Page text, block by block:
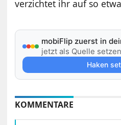
verzichtet ihr auf so
mobiFlip zuerst in
jetzt als Quelle setzen
Haken
KOMMENTARE